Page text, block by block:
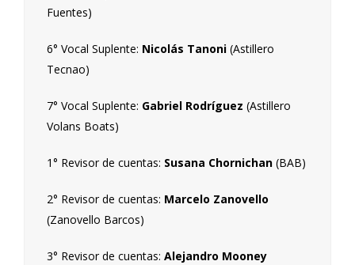
Fuentes)
6° Vocal Suplente: Nicolás Tanoni (Astillero
Tecnao)
7° Vocal Suplente: Gabriel Rodríguez (Astillero
Volans Boats)
1° Revisor de cuentas: Susana Chornichan (BAB)
2° Revisor de cuentas: Marcelo Zanovello
(Zanovello Barcos)
3° Revisor de cuentas: Alejandro Mooney